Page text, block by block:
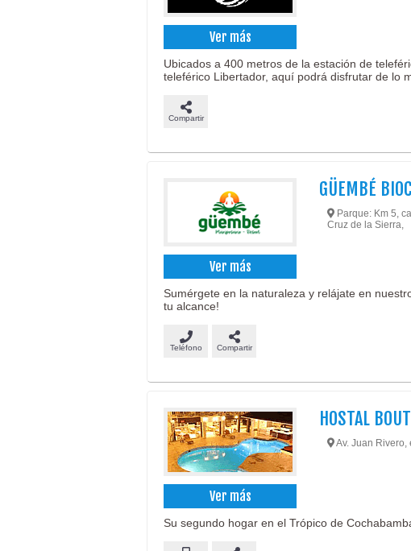
Ver más
Ubicados a 400 metros de la estación de
teleférico Libertador, aquí podrá disfrutar de lo
Compartir
Ver más
GÜEMBÉ
Parque: Km 5,
Cruz de la Sierra,
Sumérgete en la naturaleza y relájate en
tu alcance!
Teléfono Compartir
Ver más
HOSTAL
Av. Juan Rivero,
Su segundo hogar en el Trópico de